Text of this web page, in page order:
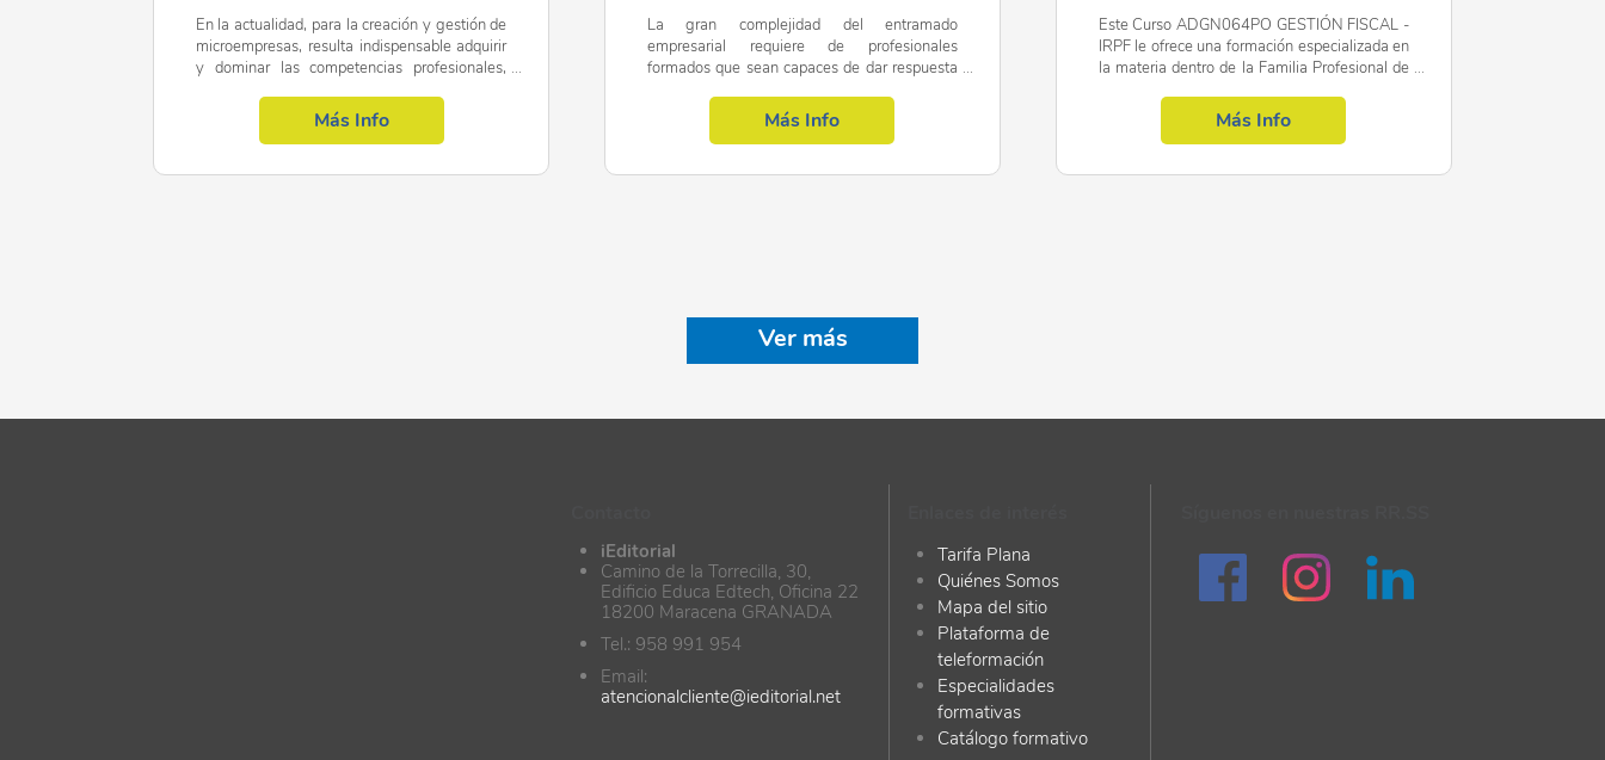
En la actualidad, para la creación y gestión de
microempresas, resulta indispensable adquirir
y dominar las competencias profesionales,
Más Info
La gran complejidad del entramado
empresarial requiere de profesionales
formados que sean capaces de dar respuesta
grandes corporaciones. En este curso...
Más Info
Este Curso ADGN064PO GESTIÓN FISCAL -
IRPF le ofrece una formación especializada en
la materia dentro de la Familia Profesional de
ADGN064PO GESTIÓN FISCAL...
Más Info
Ver más
iEditorial
Camino de la Torrecilla, 30,
Edificio Educa Edtech, Oficina 22
18200 Maracena GRANADA
Tel.: 958 991 954
Email:
atencionalcliente@ieditorial.net
Tarifa Plana
Quiénes Somos
Mapa del sitio
Plataforma de
teleformación
Especialidades
formativas
Catálogo formativo